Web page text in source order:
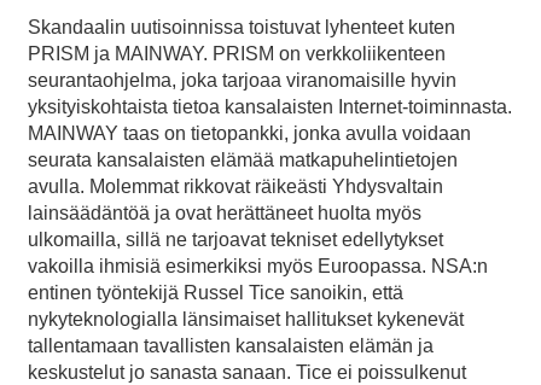
Skandaalin uutisoinnissa toistuvat lyhenteet kuten
PRISM ja MAINWAY. PRISM on verkkoliikenteen
seurantaohjelma, joka tarjoaa viranomaisille hyvin
yksityiskohtaista tietoa kansalaisten Internet-toiminnasta.
MAINWAY taas on tietopankki, jonka avulla voidaan
seurata kansalaisten elämää matkapuhelintietojen
avulla. Molemmat rikkovat räikeästi Yhdysvaltain
lainsäädäntöä ja ovat herättäneet huolta myös
ulkomailla, sillä ne tarjoavat tekniset edellytykset
vakoilla ihmisiä esimerkiksi myös Euroopassa. NSA:n
entinen työntekijä Russel Tice sanoikin, että
nykyteknologialla länsimaiset hallitukset kykenevät
tallentamaan tavallisten kansalaisten elämän ja
keskustelut jo sanasta sanaan. Tice ei poissulkenut